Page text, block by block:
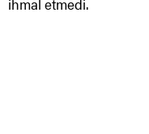
ihmal etmedi.